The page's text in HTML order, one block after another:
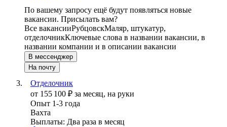
По вашему запросу ещё будут появляться новые
вакансии. Присылать вам?
Все вакансииРубцовскМаляр, штукатур,
отделочникКлючевые слова в названии вакансии, в
названии компании и в описании вакансии
В мессенджер
На почту
Отделочник
от 155 100 ₽ за месяц, на руки
Опыт 1-3 года
Вахта
Выплаты: Два раза в месяц